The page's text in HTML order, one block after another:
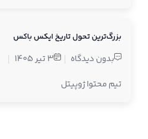
بزرگ‌ترین تحول تاریخ ایکس باکس
بدون دیدگاه
3 تیر 1405
تیم محتوا ژوپیتل